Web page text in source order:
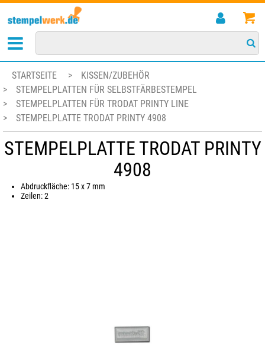
STARTSEITE >
KISSEN/ZUBEHÖR
>
STEMPELPLATTEN FÜR SELBSTFÄRBESTEMPEL
>
STEMPELPLATTEN FÜR TRODAT PRINTY LINE
>
STEMPELPLATTE TRODAT PRINTY 4908
STEMPELPLATTE TRODAT PRINTY
4908
Abdruckfläche: 15 x 7 mm
Zeilen: 2